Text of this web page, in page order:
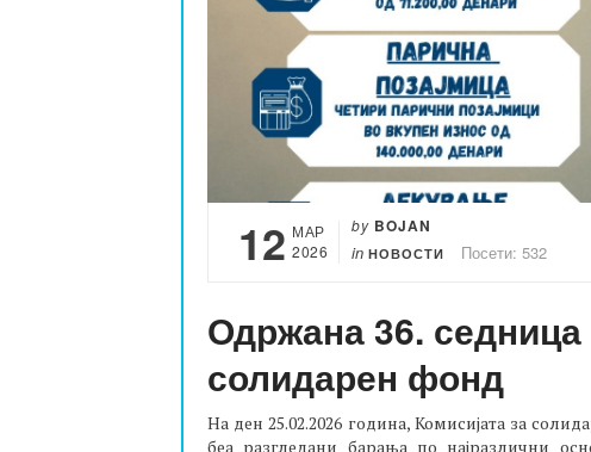
12 МАР
2026
by BOJAN
in НОВОСТИ Посети: 532
Одржана 36. седница
солидарен фонд
На ден 25.02.2026 година, Комисијата за
беа разгледани барања по најразлични